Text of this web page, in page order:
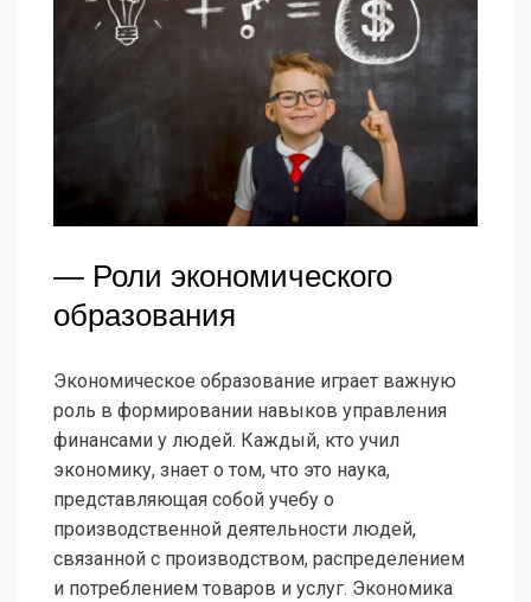
— Роли экономического
образования
Экономическое образование играет важную
роль в формировании навыков управления
финансами у людей. Каждый, кто учил
экономику, знает о том, что это наука,
представляющая собой учебу о
производственной деятельности людей,
связанной с производством, распределением
и потреблением товаров и услуг. Экономика